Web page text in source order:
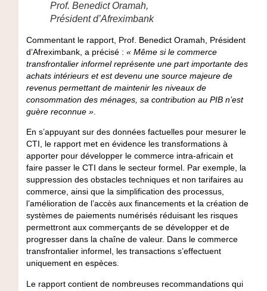
Prof. Benedict Oramah,
Président d’Afreximbank
Commentant le rapport, Prof. Benedict Oramah, Président
d’Afreximbank, a précisé : « Même si le commerce
transfrontalier informel représente une part importante des
achats intérieurs et est devenu une source majeure de
revenus permettant de maintenir les niveaux de
consommation des ménages, sa contribution au PIB n’est
guère reconnue ».
En s’appuyant sur des données factuelles pour mesurer le
CTI, le rapport met en évidence les transformations à
apporter pour développer le commerce intra-africain et
faire passer le CTI dans le secteur formel. Par exemple, la
suppression des obstacles techniques et non tarifaires au
commerce, ainsi que la simplification des processus,
l’amélioration de l’accès aux financements et la création de
systèmes de paiements numérisés réduisant les risques
permettront aux commerçants de se développer et de
progresser dans la chaîne de valeur. Dans le commerce
transfrontalier informel, les transactions s’effectuent
uniquement en espèces.
Le rapport contient de nombreuses recommandations qui